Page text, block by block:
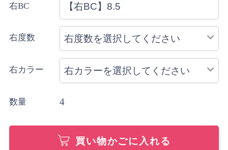
右BC
右度数
右カラー
数量 4
買い物かごに入れる